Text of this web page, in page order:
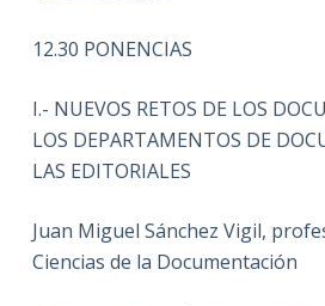
12.30 PONENCIAS
I.- NUEVOS RETOS DE LOS
LOS DEPARTAMENTOS DE
LAS EDITORIALES
Juan Miguel Sánchez Vigil,
Ciencias de la Documentación